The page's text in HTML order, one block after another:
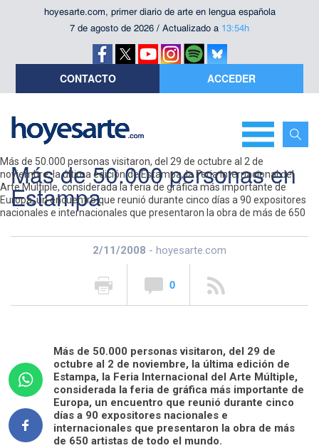
hoyesarte.com, primer diario de arte en lengua española
7 de agosto de 2026 / Actualizado a 13:54h
CONTACTO ACCEDER
Más de 50.000 personas visitaron, del 29 de octubre al 2 de
noviembre, la última edición de Estampa, la Feria Internacional del
Arte Múltiple, considerada la feria de gráfica más importante de
Europa, un encuentro que reunió durante cinco días a 90 expositores
nacionales e internacionales que presentaron la obra de más de 650
Más de 50.000 personas en
Estampa
2/11/2008 - hoyesarte.com
0
Más de 50.000 personas visitaron, del 29 de
octubre al 2 de noviembre, la última edición de
Estampa, la Feria Internacional del Arte Múltiple,
considerada la feria de gráfica más importante de
Europa, un encuentro que reunió durante cinco
días a 90 expositores nacionales e
internacionales que presentaron la obra de más
de 650 artistas de todo el mundo.